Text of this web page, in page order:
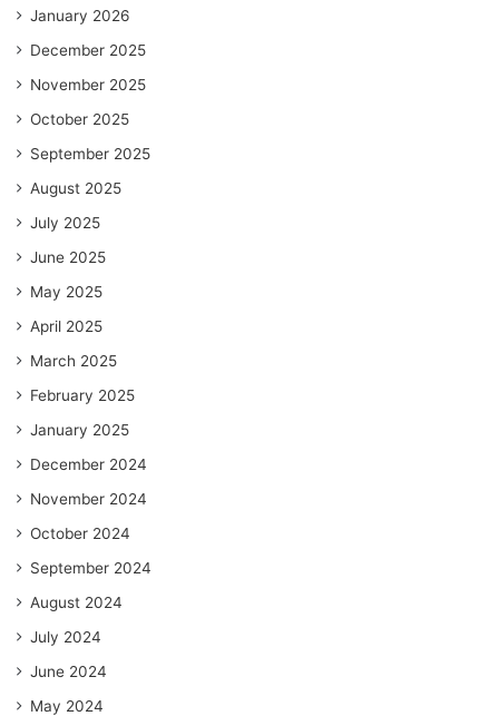
January 2026
December 2025
November 2025
October 2025
September 2025
August 2025
July 2025
June 2025
May 2025
April 2025
March 2025
February 2025
January 2025
December 2024
November 2024
October 2024
September 2024
August 2024
July 2024
June 2024
May 2024